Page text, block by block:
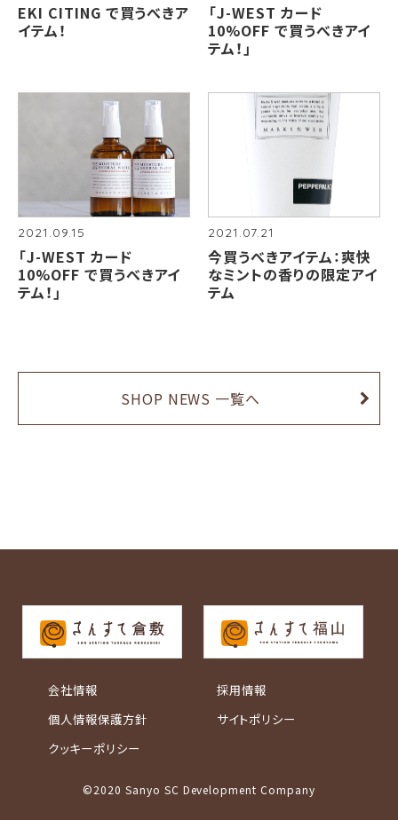
EKI CITING で買うべきア
イテム！
「J-WEST カード
10%OFF で買うべきアイ
テム！」
2021.09.15
「J-WEST カード
10%OFF で買うべきアイ
テム！」
2021.07.21
今買うべきアイテム：爽快
なミントの香りの限定アイ
テム
SHOP NEWS 一覧へ
会社情報
個人情報保護方針
クッキーポリシー
採用情報
サイトポリシー
©2020 Sanyo SC Development Company